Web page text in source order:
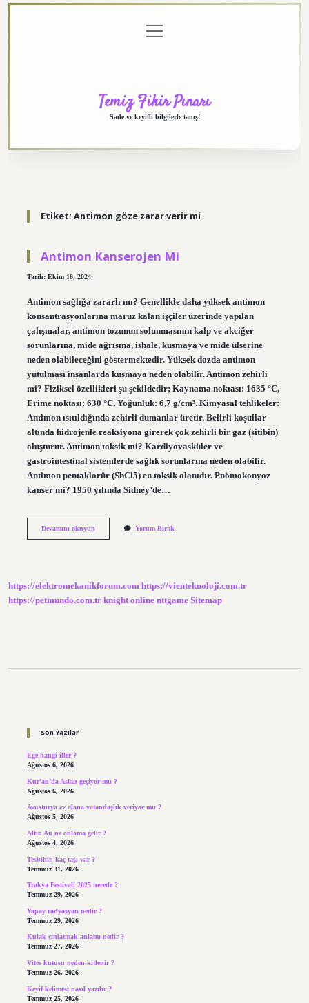
menüyü
aç
Temiz Fikir Pınarı
Sade ve keyifli bilgilerle tanış!
Etiket: Antimon göze zarar verir mi
Antimon Kanserojen Mi
Tarih: Ekim 18, 2024
Antimon sağlığa zararlı mı? Genellikle daha yüksek antimon
konsantrasyonlarına maruz kalan işçiler üzerinde yapılan
çalışmalar, antimon tozunun solunmasının kalp ve akciğer
sorunlarına, mide ağrısına, ishale, kusmaya ve mide ülserine
neden olabileceğini göstermektedir. Yüksek dozda antimon
yutulması insanlarda kusmaya neden olabilir. Antimon zehirli
mi? Fiziksel özellikleri şu şekildedir; Kaynama noktası: 1635 °C,
Erime noktası: 630 °C, Yoğunluk: 6,7 g/cm³. Kimyasal tehlikeler:
Antimon ısıtıldığında zehirli dumanlar üretir. Belirli koşullar
altında hidrojenle reaksiyona girerek çok zehirli bir gaz (sitibin)
oluşturur. Antimon toksik mi? Kardiyovasküler ve
gastrointestinal sistemlerde sağlık sorunlarına neden olabilir.
Antimon pentaklorür (SbCl5) en toksik olanıdır. Pnömokonyoz
kanser mi? 1950 yılında Sidney’de…
Devamını okuyunAntimon
Yorum Bırak
https://elektromekanikforum.com https://vienteknoloji.com.tr
https://petmundo.com.tr knight online nttgame Sitemap
Son Yazılar
Ege hangi iller ?
Ağustos 6, 2026
Kur’an’da Aslan geçiyor mu ?
Ağustos 6, 2026
Avusturya ev alana vatandaşlık veriyor mu ?
Ağustos 5, 2026
Altın Au ne anlama gelir ?
Ağustos 4, 2026
Tesbihin kaç taşı var ?
Temmuz 31, 2026
Trakya Festivali 2025 nerede ?
Temmuz 29, 2026
Yapay radyasyon nedir ?
Temmuz 29, 2026
Kulak çınlatmak anlamı nedir ?
Temmuz 27, 2026
Vites kutusu neden kitlenir ?
Temmuz 26, 2026
Keyif kelimesi nasıl yazılır ?
Temmuz 25, 2026